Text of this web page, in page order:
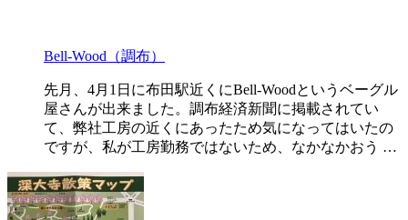
Bell-Wood（調布）
先月、4月1日に布田駅近くにBell-Woodというベーグル
屋さんが出来ました。調布経済新聞に掲載されてい
て、弊社工房の近くにあったため気になってはいたの
ですが、私が工房勤務ではないため、なかなかおう …